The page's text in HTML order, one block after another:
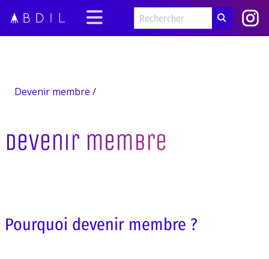
Devenir membre /
Devenir membre
Pourquoi devenir membre ?